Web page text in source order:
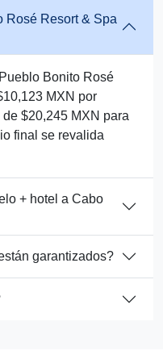
Rosé Resort & Spa
Bonito Rosé
MXN por
$20,245 MXN para
final se revalida
+ hotel a Cabo
garantizados?